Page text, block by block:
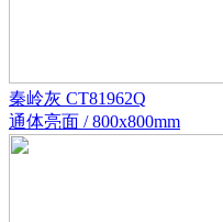
秦岭灰 CT81962Q
通体亮面 / 800x800mm